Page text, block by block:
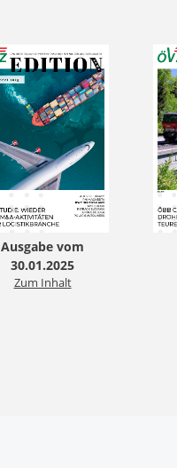
Ausgabe vom
30.01.2025
Zum Inhalt